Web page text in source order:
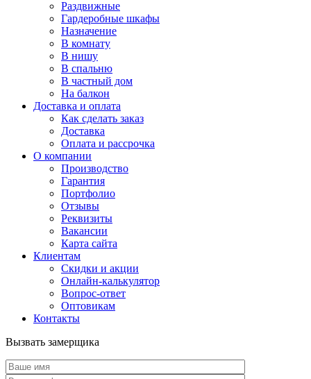
Раздвижные
Гардеробные шкафы
Назначение
В комнату
В нишу
В спальню
В частный дом
На балкон
Доставка и оплата
Как сделать заказ
Доставка
Оплата и рассрочка
О компании
Производство
Гарантия
Портфолио
Отзывы
Реквизиты
Вакансии
Карта сайта
Клиентам
Скидки и акции
Онлайн-калькулятор
Вопрос-ответ
Оптовикам
Контакты
Вызвать замерщика